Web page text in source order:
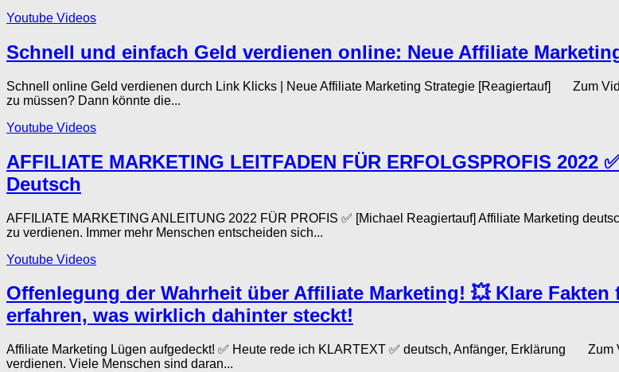
Youtube Videos
Schnell und einfach Geld verdienen online: Neue Affiliate
Schnell online Geld verdienen durch Link Klicks | Neue Affiliate Marketing Strategie [Reagiertauf] Zum
zu müssen? Dann könnte die...
Youtube Videos
AFFILIATE MARKETING LEITFADEN FÜR ERFOLGSPROFIS
Deutsch
AFFILIATE MARKETING ANLEITUNG 2022 FÜR PROFIS ✅ [Michael Reagiertauf] Affiliate Marketing
zu verdienen. Immer mehr Menschen entscheiden sich...
Youtube Videos
Offenlegung der Wahrheit über Affiliate Marketing! 💥 Klare
erfahren, was wirklich dahinter steckt!
Affiliate Marketing Lügen aufgedeckt! ✅ Heute rede ich KLARTEXT ✅ deutsch, Anfänger, Erklärung
verdienen. Viele Menschen sind daran...